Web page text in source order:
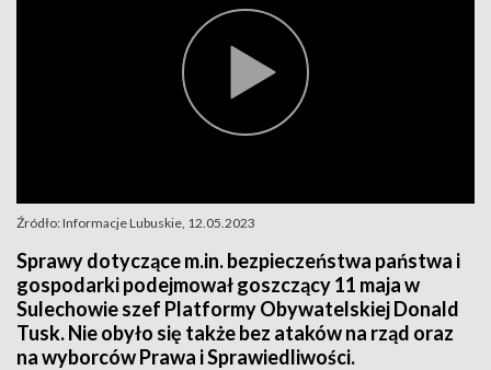
Źródło: Informacje Lubuskie, 12.05.2023
Sprawy dotyczące m.in. bezpieczeństwa państwa i
gospodarki podejmował goszczący 11 maja w
Sulechowie szef Platformy Obywatelskiej Donald
Tusk. Nie obyło się także bez ataków na rząd oraz
na wyborców Prawa i Sprawiedliwości.